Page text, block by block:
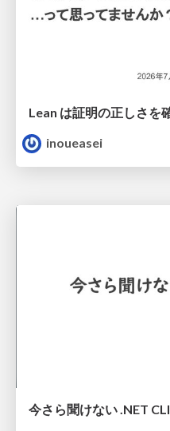
inoueasei
今さら聞けない .NET CLI